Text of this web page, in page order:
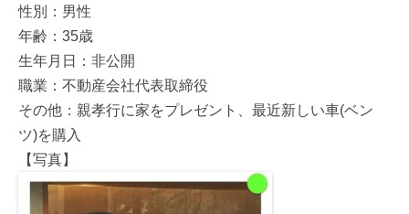
性別：男性
年齢：35歳
生年月日：非公開
職業：不動産会社代表取締役
その他：親孝行に家をプレゼント、最近新しい車(ベン
ツ)を購入
【写真】